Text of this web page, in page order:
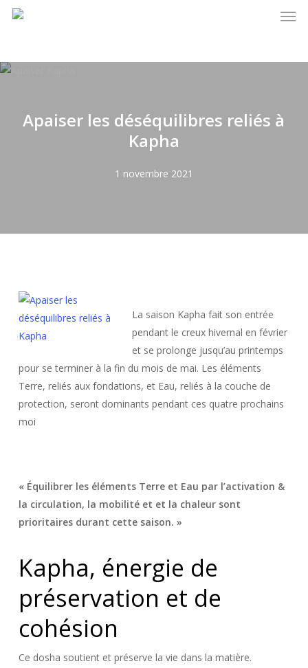
Skip
content
Apaiser les déséquilibres reliés à
Kapha
1 novembre 2021
La saison Kapha fait son entrée
pendant le creux hivernal en février
et se prolonge jusqu’au printemps
pour se terminer à la fin du mois de mai. Les éléments
Terre, reliés aux fondations, et Eau, reliés à la couche de
protection, seront dominants pendant ces quatre prochains
moi
« Équilibrer les éléments Terre et Eau par l’activation &
la circulation, la mobilité et et la chaleur sont
prioritaires durant cette saison. »
Kapha, énergie de
préservation et de
cohésion
Ce dosha soutient et préserve la vie dans la matière.